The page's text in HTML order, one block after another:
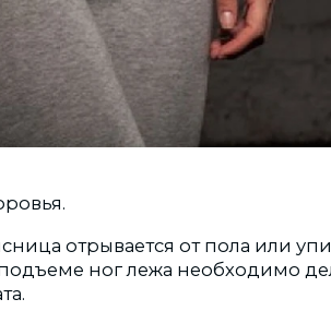
отрывается от пола или
ног лежа необходимо